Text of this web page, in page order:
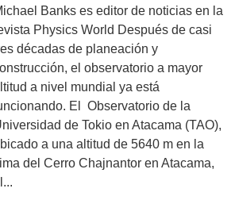
Banks es editor de noticias en la
Physics World Después de casi
décadas de planeación y
el observatorio a mayor
a nivel mundial ya está
El Observatorio de la
de Tokio en Atacama (TAO),
a una altitud de 5640 m en la
del Cerro Chajnantor en Atacama,